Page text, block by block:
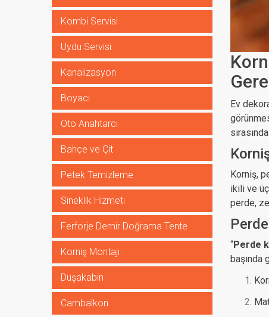
Kombi Servisi
Uydu Servisi
Kanalizasyon
Boyacı
Oto Anahtarcı
Bahçe ve Çit
Petek Temizleme
Sineklik Hizmeti
Ferforje Demir Doğrama Tente
Korniş Montajı
Duşakabin
Cambalkon
Ev
Korniş,
ikili ve
perde,
“Perde
başında